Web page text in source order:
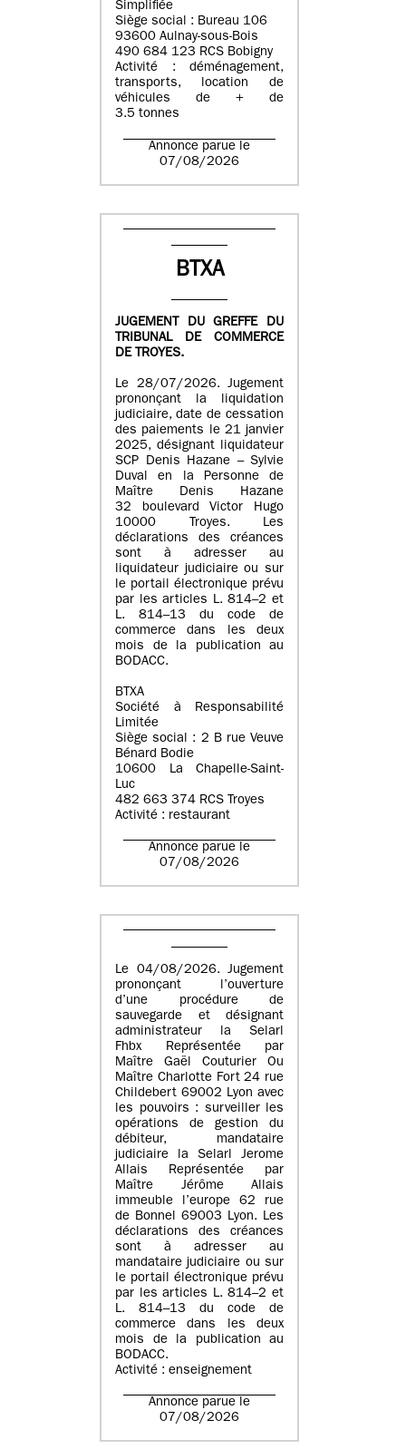
Simplifiée
Siège social : Bureau 106
93600 Aulnay-sous-Bois
490 684 123 RCS Bobigny
Activité : déménagement,
transports, location de
véhicules de + de
3.5 tonnes
Annonce parue le
07/08/2026
BTXA
JUGEMENT DU GREFFE DU
TRIBUNAL DE COMMERCE
DE TROYES.
Le 28/07/2026. Jugement
prononçant la liquidation
judiciaire, date de cessation
des paiements le 21 janvier
2025, désignant liquidateur
SCP Denis Hazane – Sylvie
Duval en la Personne de
Maître Denis Hazane
32 boulevard Victor Hugo
10000 Troyes. Les
déclarations des créances
sont à adresser au
liquidateur judiciaire ou sur
le portail électronique prévu
par les articles L. 814–2 et
L. 814–13 du code de
commerce dans les deux
mois de la publication au
BODACC.
BTXA
Société à Responsabilité
Limitée
Siège social : 2 B rue Veuve
Bénard Bodie
10600 La Chapelle-Saint-
Luc
482 663 374 RCS Troyes
Activité : restaurant
Annonce parue le
07/08/2026
Le 04/08/2026. Jugement
prononçant l’ouverture
d’une procédure de
sauvegarde et désignant
administrateur la Selarl
Fhbx Représentée par
Maître Gaël Couturier Ou
Maître Charlotte Fort 24 rue
Childebert 69002 Lyon avec
les pouvoirs : surveiller les
opérations de gestion du
débiteur, mandataire
judiciaire la Selarl Jerome
Allais Représentée par
Maître Jérôme Allais
immeuble l’europe 62 rue
de Bonnel 69003 Lyon. Les
déclarations des créances
sont à adresser au
mandataire judiciaire ou sur
le portail électronique prévu
par les articles L. 814–2 et
L. 814–13 du code de
commerce dans les deux
mois de la publication au
BODACC.
Activité : enseignement
Annonce parue le
07/08/2026